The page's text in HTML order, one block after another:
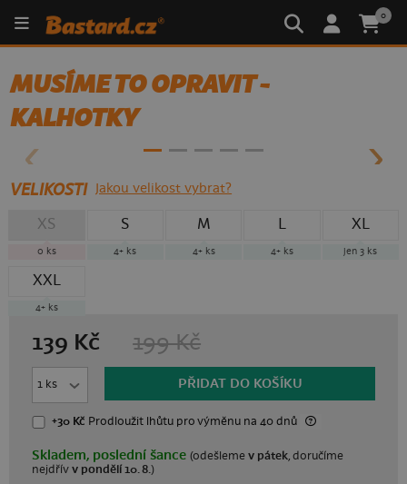
0
MUSÍME TO OPRAVIT -
KALHOTKY
- 30%
VELIKOSTI Jakou velikost vybrat?
XS
0 ks
S
4+ ks
M
4+ ks
L
4+ ks
XL
jen 3 ks
XXL
4+ ks
139 Kč 199 Kč
PŘIDAT DO KOŠÍKU
+30 Kč Prodloužit lhůtupro výměnu na 40 dnů
Skladem, poslední šance(odešlemev pátek, doručíme
nejdřívv pondělí 10. 8.)